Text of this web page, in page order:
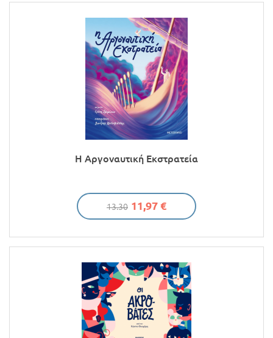
Η Αργοναυτική Εκστρατεία
13.30 11,97 €